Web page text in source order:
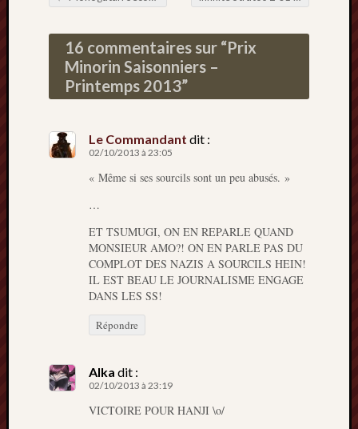
Navigation de l'article
16 commentaires sur “Prix
Minorin Saisonniers –
Printemps 2013”
Le Commandant dit :
02/10/2013 à 23:05
« Même si ses sourcils sont un peu abusés. »
…
ET TSUMUGI, ON EN REPARLE QUAND
MONSIEUR AMO?! ON EN PARLE PAS DU
COMPLOT DES NAZIS A SOURCILS HEIN!
IL EST BEAU LE JOURNALISME ENGAGE
DANS LES SS!
Répondre
Alka dit :
02/10/2013 à 23:19
VICTOIRE POUR HANJI \o/